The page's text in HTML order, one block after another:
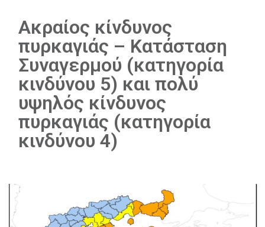
Ακραίος κίνδυνος
πυρκαγιάς – Κατάσταση
Συναγερμού (κατηγορία
κινδύνου 5) και πολύ
υψηλός κίνδυνος
πυρκαγιάς (κατηγορία
κινδύνου 4)